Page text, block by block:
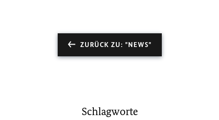
ZURÜCK ZU: "NEWS"
Schlagworte